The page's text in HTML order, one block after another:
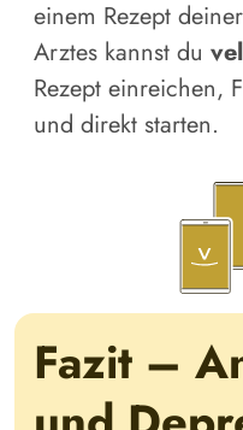
einem Rezept
Arztes kannst du
Rezept einreichen,
und direkt starten.
Fazit –